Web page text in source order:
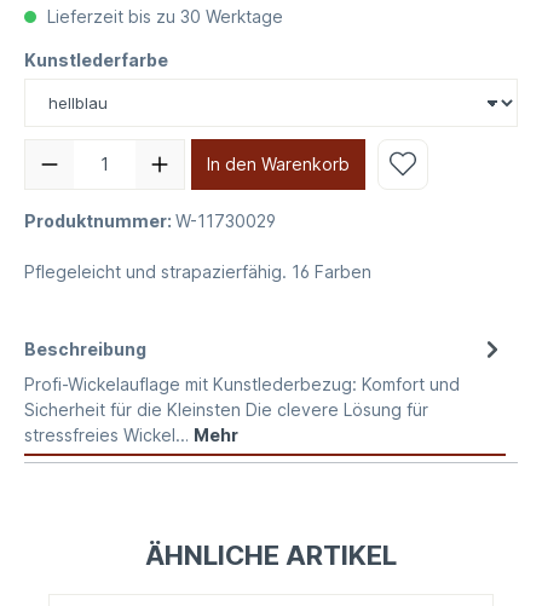
Lieferzeit bis zu 30 Werktage
Kunstlederfarbe
In den Warenkorb
Produktnummer: W-11730029
Pflegeleicht und strapazierfähig. 16 Farben
Beschreibung
Profi-Wickelauflage mit Kunstlederbezug: Komfort und
Sicherheit für die Kleinsten Die clevere Lösung für
stressfreies Wickel… Mehr
ÄHNLICHE ARTIKEL